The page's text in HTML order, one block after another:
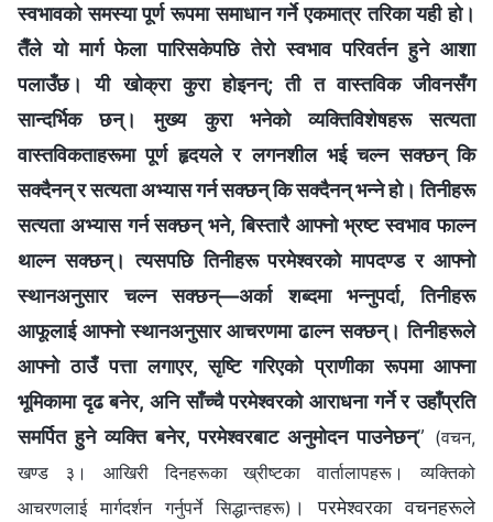
स्वभावको समस्या पूर्ण रूपमा समाधान गर्ने एकमात्र तरिका यही हो।
तैँले यो मार्ग फेला पारिसकेपछि तेरो स्वभाव परिवर्तन हुने आशा
पलाउँछ। यी खोक्रा कुरा होइनन्; ती त वास्तविक जीवनसँग
सान्दर्भिक छन्। मुख्य कुरा भनेको व्यक्तिविशेषहरू सत्यता
वास्तविकताहरूमा पूर्ण हृदयले र लगनशील भई चल्न सक्छन् कि
सक्दैनन् र सत्यता अभ्यास गर्न सक्छन् कि सक्दैनन् भन्‍ने हो। तिनीहरू
सत्यता अभ्यास गर्न सक्छन् भने, बिस्तारै आफ्नो भ्रष्ट स्वभाव फाल्न
थाल्न सक्छन्। त्यसपछि तिनीहरू परमेश्‍वरको मापदण्ड र आफ्नो
स्थानअनुसार चल्न सक्छन्—अर्का शब्दमा भन्नुपर्दा, तिनीहरू
आफूलाई आफ्नो स्थानअनुसार आचरणमा ढाल्न सक्छन्। तिनीहरूले
आफ्नो ठाउँ पत्ता लगाएर, सृष्टि गरिएको प्राणीका रूपमा आफ्ना
भूमिकामा दृढ बनेर, अनि साँच्चै परमेश्‍वरको आराधना गर्ने र उहाँप्रति
समर्पित हुने व्यक्ति बनेर, परमेश्‍वरबाट अनुमोदन पाउनेछन्” (वचन,
खण्ड ३। आखिरी दिनहरूका ख्रीष्टका वार्तालापहरू। व्यक्तिको
आचरणलाई मार्गदर्शन गर्नुपर्ने सिद्धान्तहरू) । परमेश्‍वरका वचनहरूले